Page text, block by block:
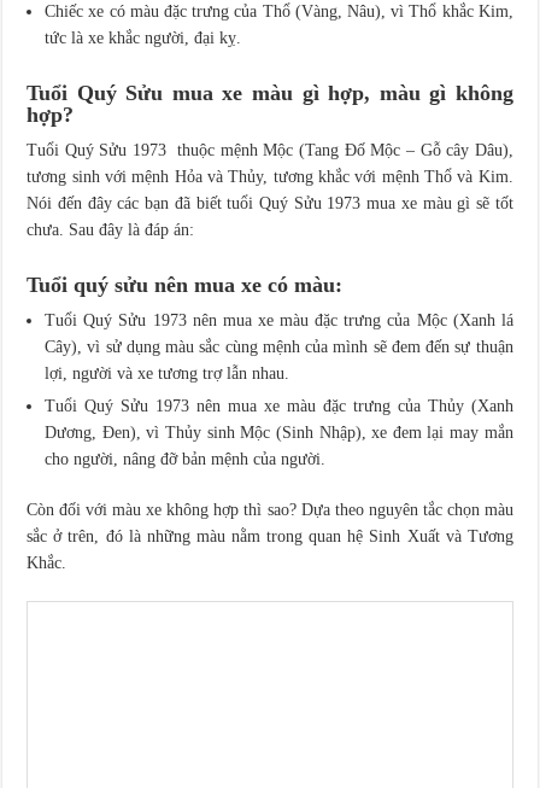
Chiếc xe có màu đặc trưng của Thổ (Vàng, Nâu), vì Thổ khắc Kim,
tức là xe khắc người, đại kỵ.
Tuổi Quý Sửu mua xe màu gì hợp, màu gì không
hợp?
Tuổi Quý Sửu 1973 thuộc mệnh Mộc (Tang Đố Mộc – Gỗ cây Dâu),
tương sinh với mệnh Hỏa và Thủy, tương khắc với mệnh Thổ và Kim.
Nói đến đây các bạn đã biết tuổi Quý Sửu 1973 mua xe màu gì sẽ tốt
chưa. Sau đây là đáp án:
Tuổi quý sửu nên mua xe có màu:
Tuổi Quý Sửu 1973 nên mua xe màu đặc trưng của Mộc (Xanh lá
Cây), vì sử dụng màu sắc cùng mệnh của mình sẽ đem đến sự thuận
lợi, người và xe tương trợ lẫn nhau.
Tuổi Quý Sửu 1973 nên mua xe màu đặc trưng của Thủy (Xanh
Dương, Đen), vì Thủy sinh Mộc (Sinh Nhập), xe đem lại may mắn
cho người, nâng đỡ bản mệnh của người.
Còn đối với màu xe không hợp thì sao? Dựa theo nguyên tắc chọn màu
sắc ở trên, đó là những màu nằm trong quan hệ Sinh Xuất và Tương
Khắc.